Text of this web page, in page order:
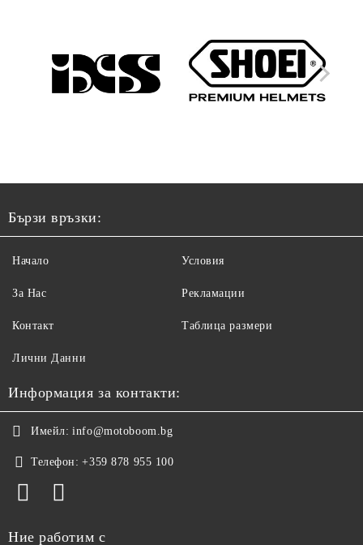
Бързи връзки:
Начало
За Нас
Контакт
Лични Данни
Условия
Рекламации
Таблица размери
Информация за контакти:
Имейл: info@motoboom.bg
Телефон: +359 878 955 100
Ние работим с